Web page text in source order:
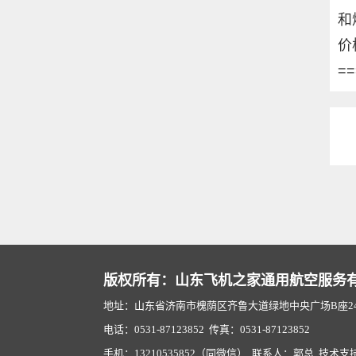
和
价
版权所有：山东飞机之家通用航空服务
地址：山东省济南市槐荫区齐鲁大道绿地中央广场B座
电话：0531-87123852 传真：0531-87123852
手机：13210535852（同微信） 联系人：郭总 技术支